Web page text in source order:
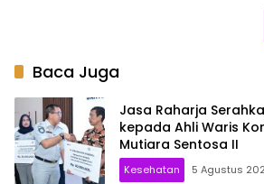
Baca Juga
Jasa Raharja
kepada Ahli Waris
Mutiara Sentosa II
Kesehatan 5 Agustus